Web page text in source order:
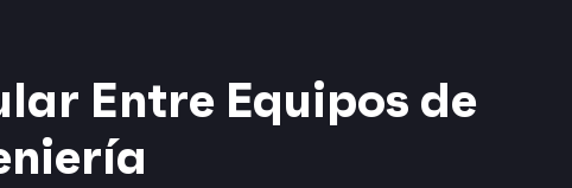
Entre Equipos de